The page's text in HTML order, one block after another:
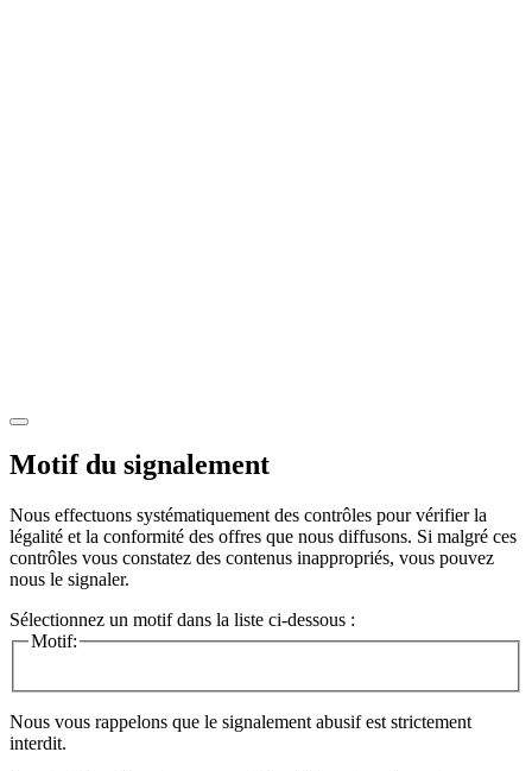
Motif du signalement
Nous effectuons systématiquement des contrôles pour vérifier la
légalité et la conformité des offres que nous diffusons. Si malgré ces
contrôles vous constatez des contenus inappropriés, vous pouvez
nous le signaler.
Sélectionnez un motif dans la liste ci-dessous :
Motif:
Nous vous rappelons que le signalement abusif est strictement
interdit.